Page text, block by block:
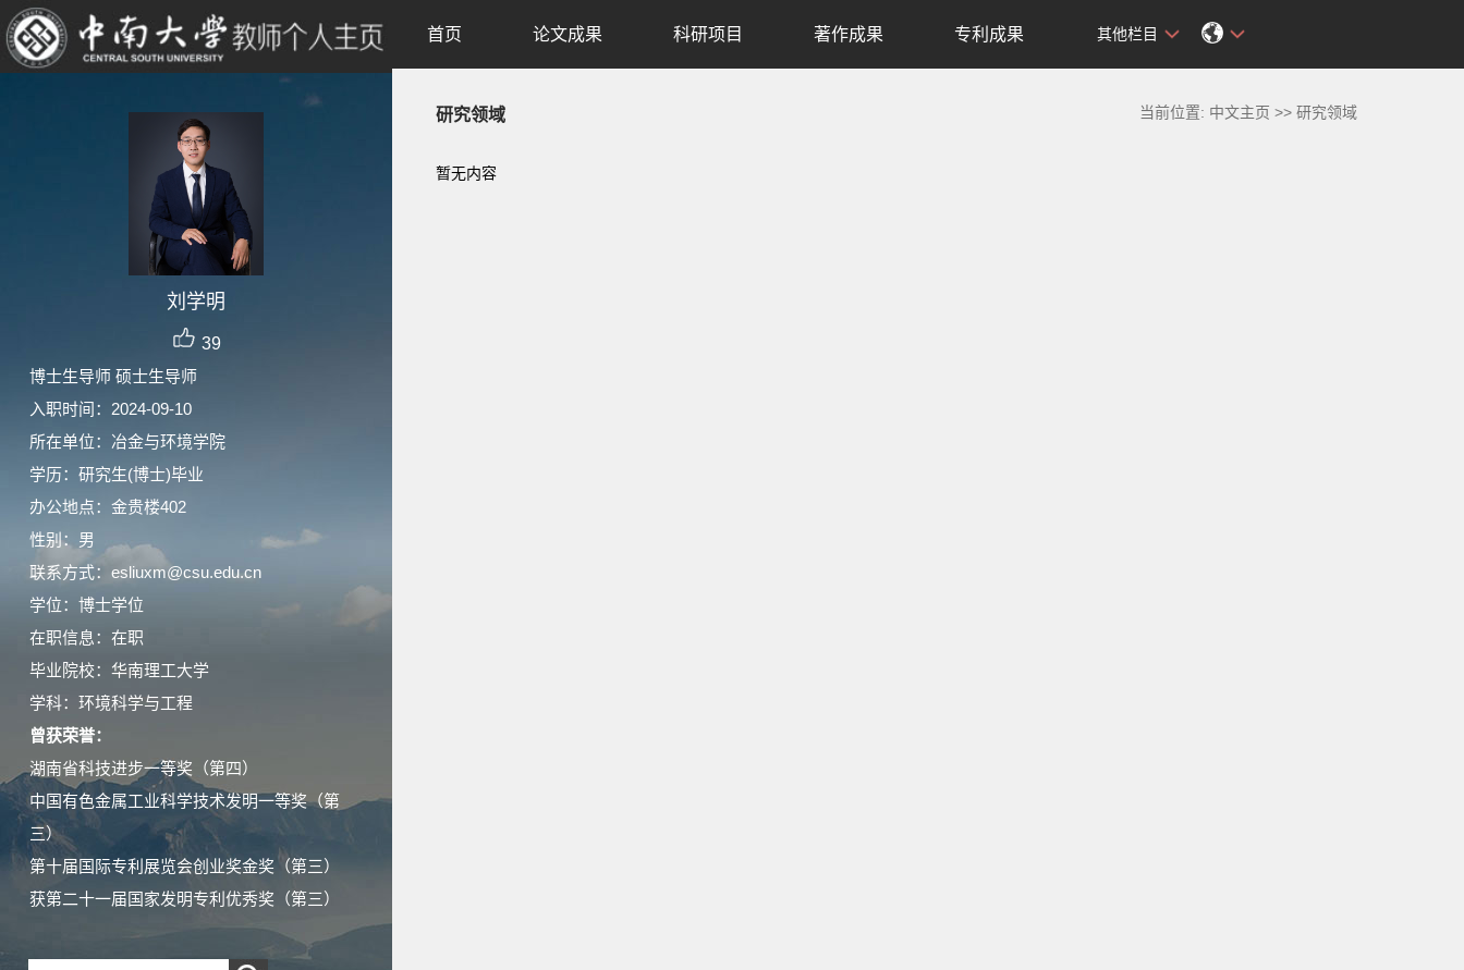
刘学明
39
博士生导师 硕士生导师
入职时间：2024-09-10
所在单位：冶金与环境学院
学历：研究生(博士)毕业
办公地点：金贵楼402
性别：男
联系方式：esliuxm@csu.edu.cn
学位：博士学位
在职信息：在职
毕业院校：华南理工大学
学科：环境科学与工程
曾获荣誉：
湖南省科技进步一等奖（第四）
中国有色金属工业科学技术发明一等奖（第
三）
第十届国际专利展览会创业奖金奖（第三）
获第二十一届国家发明专利优秀奖（第三）
首页 论文成果 科研项目 著作成果 专利成果 其他栏目
研究领域 当前位置: 中文主页 >>研究领域
暂无内容